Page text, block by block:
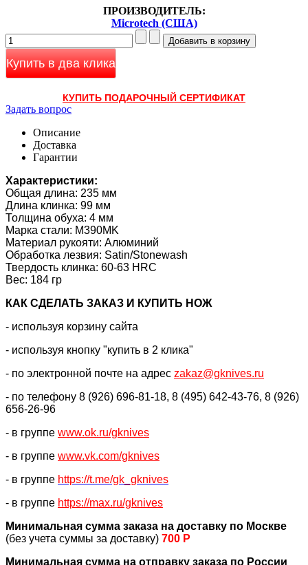
ПРОИЗВОДИТЕЛЬ:
Microtech (США)
Купить в два клика
КУПИТЬ ПОДАРОЧНЫЙ СЕРТИФИКАТ
Задать вопрос
Описание
Доставка
Гарантии
Характеристики:
Общая длина: 235 мм
Длина клинка: 99 мм
Толщина обуха: 4 мм
Марка стали: M390MK
Материал рукояти: Алюминий
Обработка лезвия: Satin/Stonewash
Твердость клинка: 60-63 HRC
Вес: 184 гр
КАК CДЕЛАТЬ ЗАКАЗ И КУПИТЬ НОЖ
- используя корзину сайта
- используя кнопку "купить в 2 клика"
- по электронной почте на адрес zakaz@gknives.ru
- по телефону 8 (926) 696-81-18, 8 (495) 642-43-76, 8 (926)
656-26-96
- в группе www.ok.ru/gknives
- в группе www.vk.com/gknives
- в группе https://t.me/gk_gknives
- в группе https://max.ru/gknives
Минимальная сумма заказа на доставку по Москве
(без учета суммы за доставку) 700 Р
Минимальная сумма на отправку заказа по России